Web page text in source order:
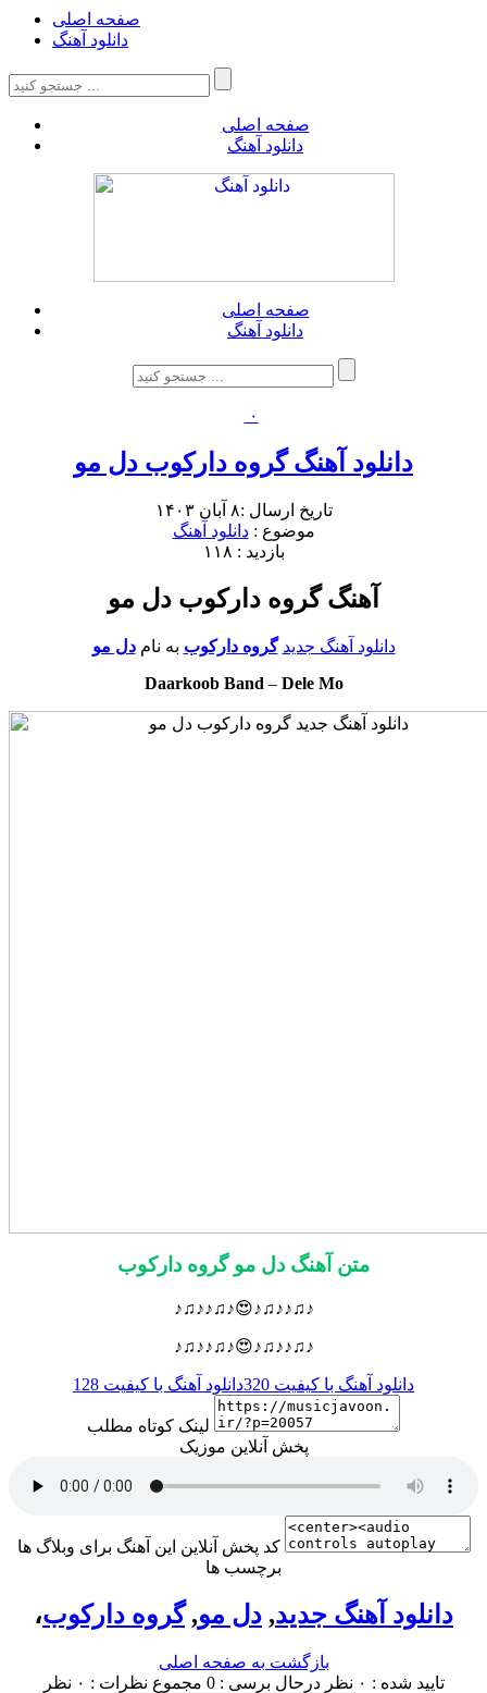
صفحه اصلی
دانلود آهنگ
صفحه اصلی
دانلود آهنگ
صفحه اصلی
دانلود آهنگ
۰
دانلود آهنگ گروه دارکوب دل مو
تاریخ ارسال :۸ آبان ۱۴۰۳
موضوع :دانلود آهنگ
بازدید : ۱۱۸
آهنگ گروه دارکوب دل مو
دانلود آهنگ جدید گروه دارکوب به نامدل مو
Daarkoob Band – Dele Mo
متن آهنگ دل مو گروه دارکوب
♪♫♪♪♫♪😍♪♫♪♪♫♪
♪♫♪♪♫♪😍♪♫♪♪♫♪
دانلود آهنگ با کیفیت 320 دانلود آهنگ با کیفیت 128
لینک کوتاه مطلب
پخش آنلاین موزیک
کد پخش آنلاین این آهنگ برای وبلاگ ها
برچسب ها
، دانلود آهنگ جدید, دل مو,گروه دارکوب
بازگشت به صفحه اصلی
تایید شده : ۰ نظر
درحال برسی : 0 مجموع نظرات : ۰ نظر